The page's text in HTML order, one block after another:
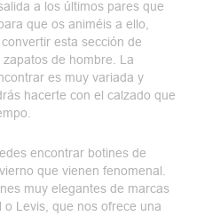
a los últimos pares que
que os animéis a ello,
esta sección de
zapatos de hombre . La
es muy variada y
hacerte con el calzado que
encontrar botines de
que vienen fenomenal.
muy elegantes de marcas
o Levis , que nos ofrece una